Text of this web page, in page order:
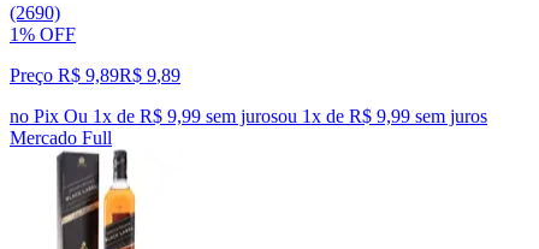
(2690)
1% OFF
Preço R$ 9,89R$ 9,89
no Pix Ou 1x de R$ 9,99 sem jurosou 1x de R$ 9,99 sem juros
Mercado Full